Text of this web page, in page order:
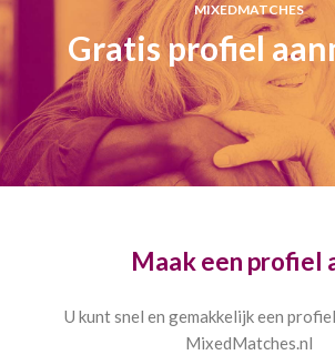
MIXEDMATCHES
Gratis profiel
Maak een profiel
U kunt snel en gemakkelijk een
MixedMatches.nl